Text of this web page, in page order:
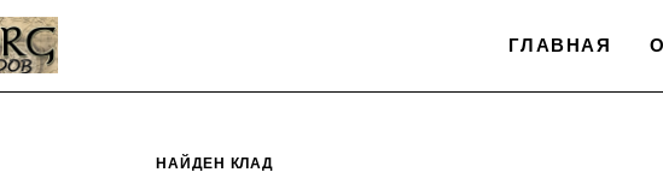
ГЛАВНАЯ
НАЙДЕН КЛАД